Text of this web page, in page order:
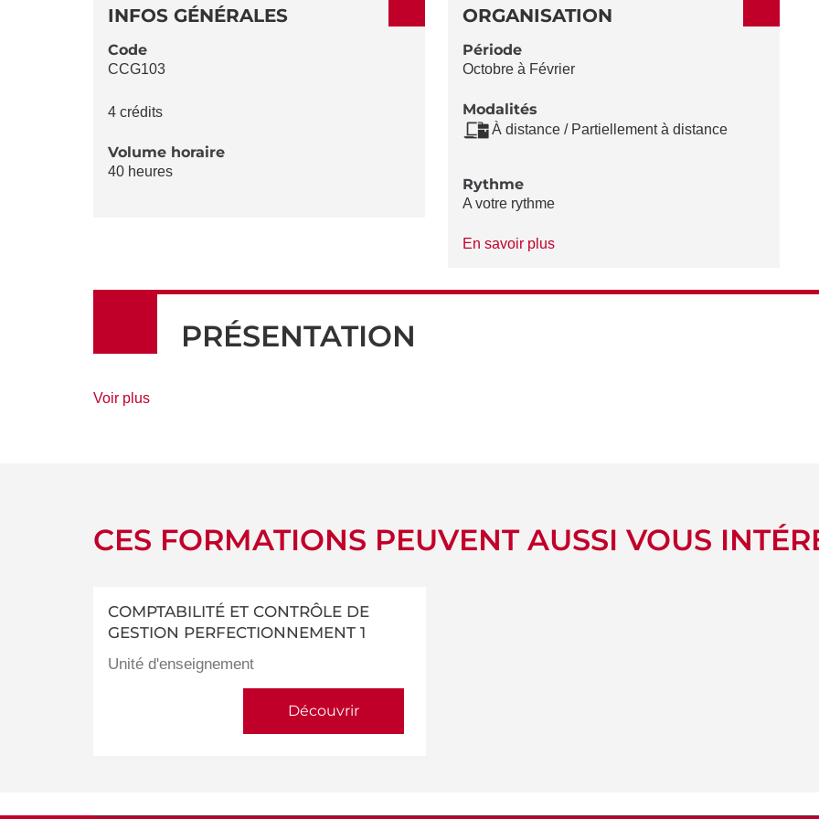
DE
LA
INFOS GÉNÉRALES
Code
CCG103
4 crédits
Volume horaire
40 heures
ORGANISATION
Période
Octobre à Février
Modalités
À distance / Partiellement à distance
Rythme
A votre rythme
En savoir plusà
Rythme
PRÉSENTATION
Voir plusde
CES FORMATIONS PEUVENT AUSSI VOUS
COMPTABILITÉ ET CONTRÔLE DE
GESTION PERFECTIONNEMENT 1
Unité d'enseignement
Découvrir